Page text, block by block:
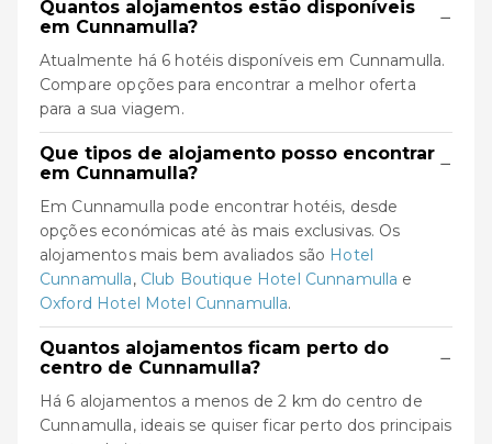
Quantos alojamentos estão disponíveis
em Cunnamulla?
−
Atualmente há 6 hotéis disponíveis em Cunnamulla.
Compare opções para encontrar a melhor oferta
para a sua viagem.
Que tipos de alojamento posso encontrar
em Cunnamulla?
−
Em Cunnamulla pode encontrar hotéis, desde
opções económicas até às mais exclusivas. Os
alojamentos mais bem avaliados são Hotel
Cunnamulla, Club Boutique Hotel Cunnamulla e
Oxford Hotel Motel Cunnamulla.
Quantos alojamentos ficam perto do
centro de Cunnamulla?
−
Há 6 alojamentos a menos de 2 km do centro de
Cunnamulla, ideais se quiser ficar perto dos principais